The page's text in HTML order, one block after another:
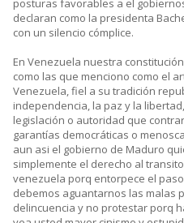
posturas favorables a el
declaran como la presidenta
con un silencio cómplice.
En Venezuela nuestra
como las que menciono como el
Venezuela, fiel a su tradición
independencia, la paz y la
legislación o autoridad que
garantías democráticas o
aun asi el gobierno de Maduro
simplemente el derecho al
venezuela porq entorpece el
debemos aguantarnos las malas
delincuencia y no protestar porq